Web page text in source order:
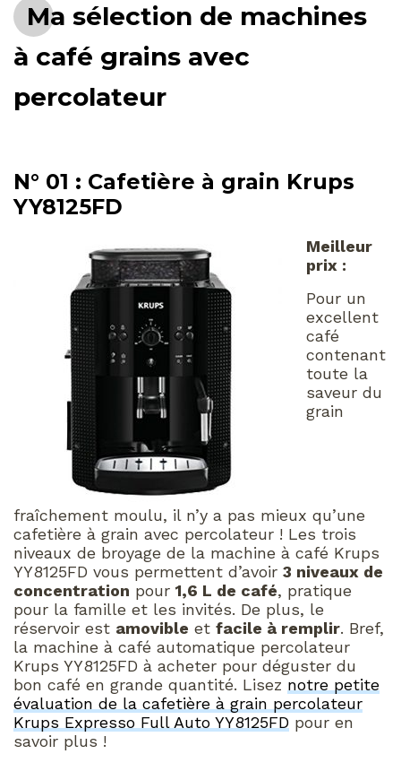
Ma sélection de machines
à café grains avec
percolateur
N° 01 : Cafetière à grain Krups
YY8125FD
Meilleur
prix :
Pour un
excellent
café
contenant
toute la
saveur du
grain
fraîchement moulu, il n’y a pas mieux qu’une
cafetière à grain avec percolateur ! Les trois
niveaux de broyage de la machine à café Krups
YY8125FD vous permettent d’avoir 3 niveaux de
concentration pour 1,6 L de café, pratique
pour la famille et les invités. De plus, le
réservoir est amovible et facile à remplir. Bref,
la machine à café automatique percolateur
Krups YY8125FD à acheter pour déguster du
bon café en grande quantité. Lisez notre petite
évaluation de la cafetière à grain percolateur
Krups Expresso Full Auto YY8125FD pour en
savoir plus !